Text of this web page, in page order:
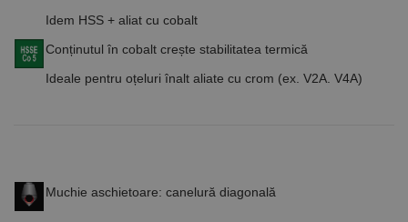
Idem HSS + aliat cu cobalt
Conținutul în cobalt crește stabilitatea termică
Ideale pentru oțeluri înalt aliate cu crom (ex. V2A. V4A)
Muchie aschietoare: canelură diagonală